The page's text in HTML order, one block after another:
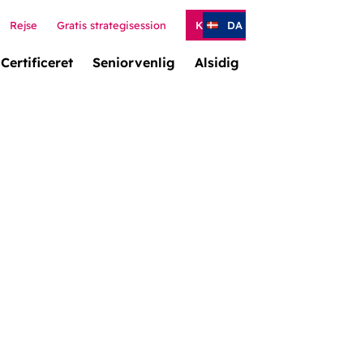
Certificeret Seniorvenlig Alsidig
Rejse Gratis strategisession KontaktDA